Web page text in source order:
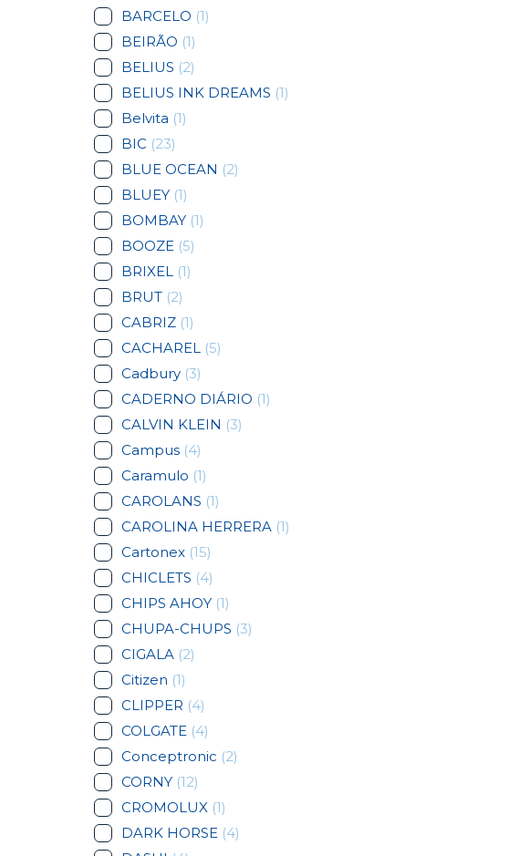
BARCELO (1)
BEIRÃO (1)
BELIUS (2)
BELIUS INK DREAMS (1)
Belvita (1)
BIC (23)
BLUE OCEAN (2)
BLUEY (1)
BOMBAY (1)
BOOZE (5)
BRIXEL (1)
BRUT (2)
CABRIZ (1)
CACHAREL (5)
Cadbury (3)
CADERNO DIÁRIO (1)
CALVIN KLEIN (3)
Campus (4)
Caramulo (1)
CAROLANS (1)
CAROLINA HERRERA (1)
Cartonex (15)
CHICLETS (4)
CHIPS AHOY (1)
CHUPA-CHUPS (3)
CIGALA (2)
Citizen (1)
CLIPPER (4)
COLGATE (4)
Conceptronic (2)
CORNY (12)
CROMOLUX (1)
DARK HORSE (4)